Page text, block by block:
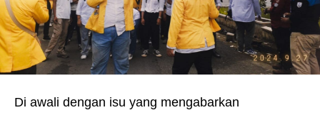
Di awali dengan isu yang mengabarkan